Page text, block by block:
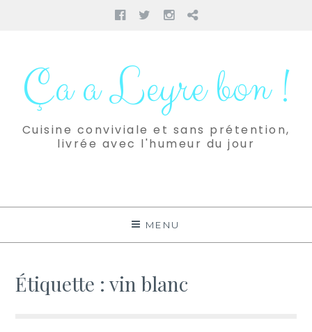
Facebook
TwitterInstagram
Pinterest
contenuÇa a Leyre bon !
Cuisine conviviale et sans prétention,
livrée avec l'humeur du jour
MENU
Étiquette :vin blanc